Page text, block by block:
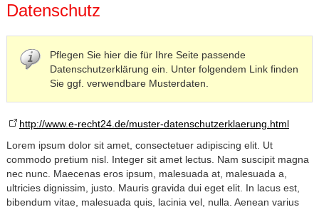
Datenschutz
Pflegen Sie hier die für Ihre Seite passende
Datenschutzerklärung ein. Unter folgendem Link finden
Sie ggf. verwendbare Musterdaten.
http://www.e-recht24.de/muster-datenschutzerklaerung.html
Lorem ipsum dolor sit amet, consectetuer adipiscing elit. Ut
commodo pretium nisl. Integer sit amet lectus. Nam suscipit magna
nec nunc. Maecenas eros ipsum, malesuada at, malesuada a,
ultricies dignissim, justo. Mauris gravida dui eget elit. In lacus est,
bibendum vitae, malesuada quis, lacinia vel, nulla. Aenean varius